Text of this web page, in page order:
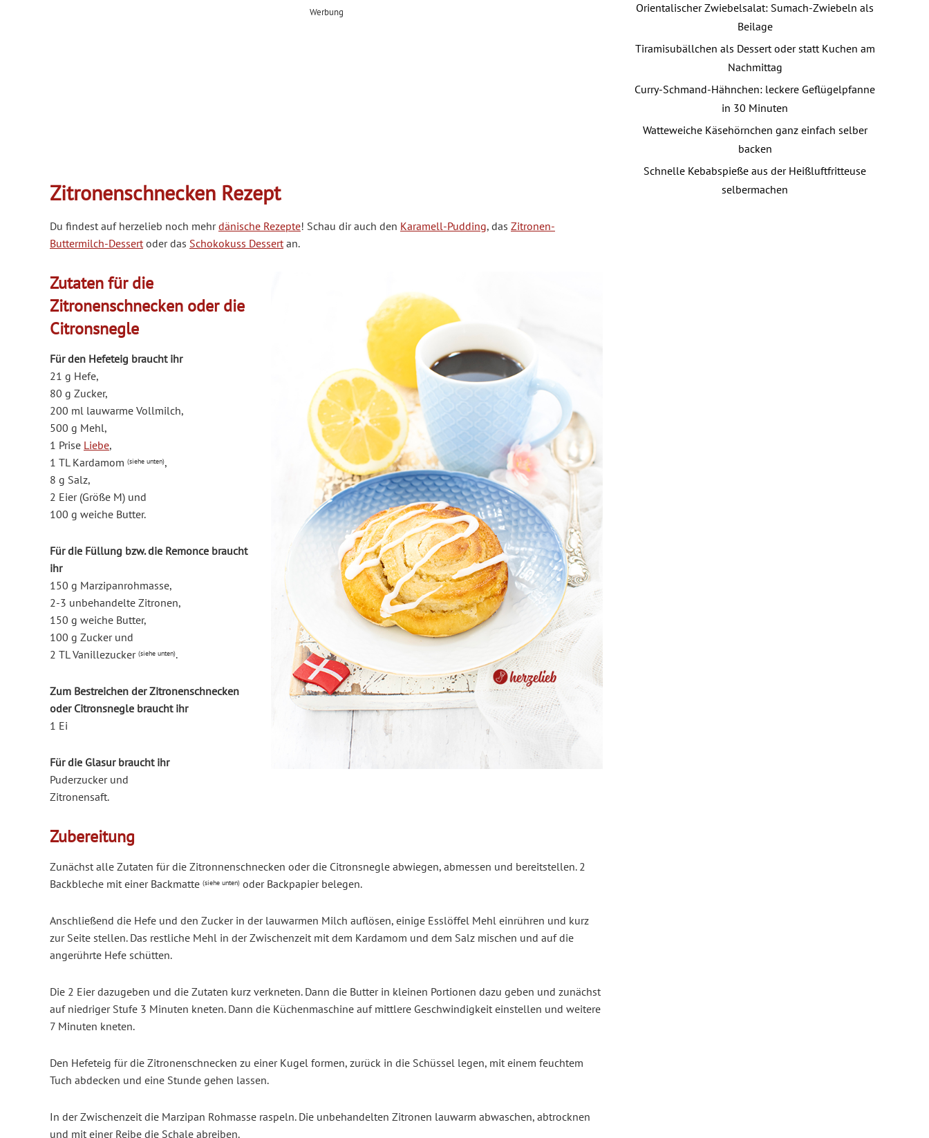
Werbung
Zitronenschnecken Rezept
Du findest auf herzelieb noch mehrdänische Rezepte! Schau dir auch den Karamell-Pudding, das Zitronen-
Buttermilch-Dessertoder das Schokokuss Dessertan.
Zutaten für die
Zitronenschnecken oder die
Citronsnegle
Für den Hefeteig braucht ihr
21 g Hefe,
80 g Zucker,
200 ml lauwarme Vollmilch,
500 g Mehl,
1 Prise Liebe,
1 TL Kardamom (siehe unten),
8 g Salz,
2 Eier (Größe M) und
100 g weiche Butter.
Für die Füllung bzw. die Remonce braucht
ihr
150 g Marzipanrohmasse,
2-3 unbehandelte Zitronen,
150 g weiche Butter,
100 g Zucker und
2 TL Vanillezucker (siehe unten).
Zum Bestreichen der Zitronenschnecken
oder Citronsnegle braucht ihr
1 Ei
Für die Glasur braucht ihr
Puderzuckerund
Zitronensaft.
Zubereitung
Zunächst alle Zutaten für die Zitronnenschnecken oder die Citronsnegle abwiegen, abmessen und bereitstellen. 2
Backbleche mit einer Backmatte (siehe unten) oder Backpapier belegen.
Anschließend die Hefe und den Zucker in der lauwarmen Milch auflösen, einige Esslöffel Mehl einrühren und kurz
zur Seite stellen. Das restliche Mehl in der Zwischenzeit mit dem Kardamom und dem Salz mischen und auf die
angerührte Hefe schütten.
Die 2 Eier dazugeben und die Zutaten kurz verkneten. Dann die Butter in kleinen Portionen dazu geben und zunächst
auf niedriger Stufe 3 Minuten kneten. Dann die Küchenmaschine auf mittlere Geschwindigkeit einstellen und weitere
7 Minuten kneten.
Den Hefeteig für die Zitronenschnecken zu einer Kugel formen, zurück in die Schüssel legen, mit einem feuchtem
Tuch abdecken und eine Stunde gehen lassen.
In der Zwischenzeit die Marzipan Rohmasse raspeln. Die unbehandelten Zitronen lauwarm abwaschen, abtrocknen
und mit einer Reibe die Schale abreiben.
Orientalischer Zwiebelsalat: Sumach-Zwiebeln als
Beilage
Tiramisubällchen als Dessert oder statt Kuchen am
Nachmittag
Curry-Schmand-Hähnchen: leckere Geflügelpfanne
in 30 Minuten
Watteweiche Käsehörnchen ganz einfach selber
backen
Schnelle Kebabspieße aus der Heißluftfritteuse
selbermachen